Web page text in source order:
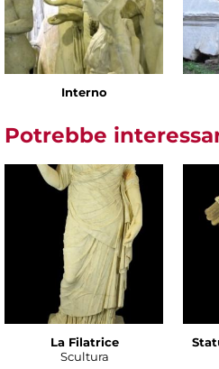
Interno
Potrebbe
La Filatrice
Scultura